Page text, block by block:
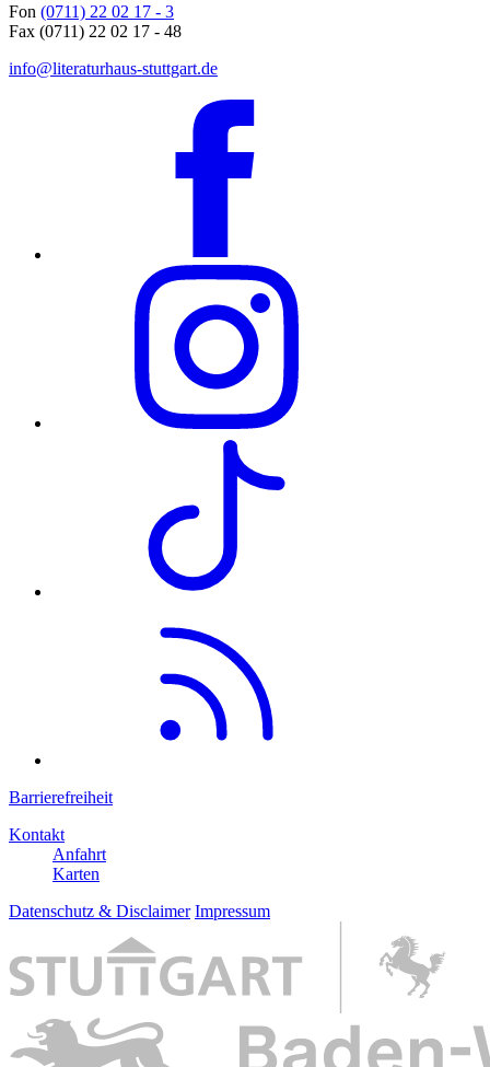
Fon (0711) 22 02 17 - 3
Fax (0711) 22 02 17 - 48
info@literaturhaus-stuttgart.de
Barrierefreiheit
Kontakt
Anfahrt
Karten
Datenschutz & Disclaimer Impressum